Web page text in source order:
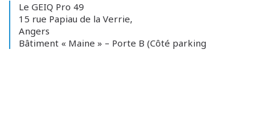
Le GEIQ Pro 49
15 rue Papiau de la Verrie,
Angers
Bâtiment « Maine » – Porte B (Côté parking